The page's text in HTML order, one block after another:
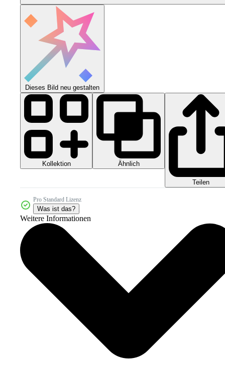
Dieses Bild neu gestalten
Kollektion Ähnlich
Teilen
Pro Standard Lizenz
Was ist das?
Weitere Informationen